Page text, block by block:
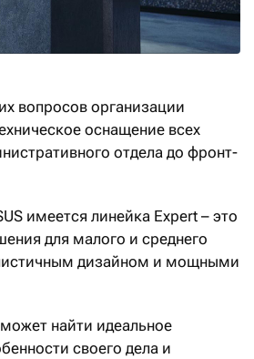
вопросов организации
оснащение всех
отдела до фронт-
имеется линейка Expert – это
для малого и среднего
дизайном и мощными
найти идеальное
своего дела и